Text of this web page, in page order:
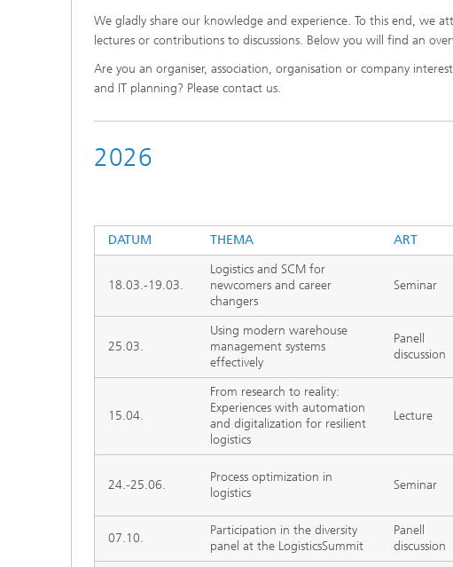
We gladly share our knowledge and experience. To this end, we
lectures or contributions to discussions. Below you will find an
Are you an organiser, association, organisation or company
and IT planning? Please contact us.
2026
DATUM THEMA ART
18.03.-19.03.
Logistics and SCM for
newcomers and career
changers
Seminar
25.03.
Using modern warehouse
management systems
effectively
Panell
discussion
15.04.
From research to reality:
Experiences with automation
and digitalization for resilient
logistics
Lecture
24.-25.06.
Process optimization in
logistics
Seminar
07.10.
Participation in the diversity
panel at the LogisticsSummit
Panell
discussion